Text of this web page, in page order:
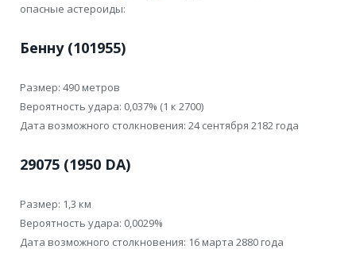
опасные астероиды:
Бенну (101955)
Размер: 490 метров
Вероятность удара: 0,037% (1 к 2700)
Дата возможного столкновения: 24 сентября 2182 года
29075 (1950 DA)
Размер: 1,3 км
Вероятность удара: 0,0029%
Дата возможного столкновения: 16 марта 2880 года